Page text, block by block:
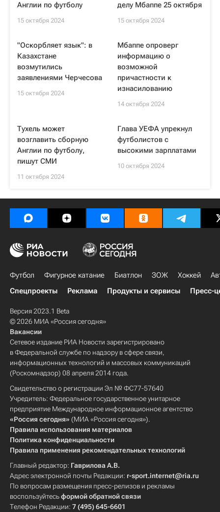
Англии по футболу
15 октября 2024
делу Мбаппе 25 октября
15 октября 2024
"Оскорбляет язык": в
Казахстане
возмутились
заявлениями Черчесова
15 октября 2024
Мбаппе опроверг
информацию о
возможной
причастности к
изнасилованию
14 октября 2024
Тухель может
возглавить сборную
Англии по футболу,
пишут СМИ
11 октября 2024
Глава УЕФА упрекнул
футболистов с
высокими зарплатами
10 октября 2024
Футбол Фигурное катание Биатлон ЗОЖ Хоккей
Спецпроекты
Реклама Продукты и сервисы Пресс-
Версия 2023.1 Beta
© 2026 МИА «Россия сегодня»
Вакансии
Сетевое издание РИА Новости зарегистрировано
в Федеральной службе по надзору в сфере связи,
информационных технологий и массовых коммуникаций
(Роскомнадзор) 08 апреля 2014 года.
Свидетельство о регистрации Эл № ФС77-57640
Учредитель: Федеральное государственное унитарное
предприятие Международное информационное агентство
«Россия сегодня» (МИА «Россия сегодня»).
Правила использования материалов
Политика конфиденциальности
Правила применения рекомендательных технологий
Главный редактор: Гаврилова А.В.
Адрес электронной почты Редакции: r-sport.internet@ria.ru
По вопросам размещения пресс-релизов и рекламы
воспользуйтесьформой обратной связи
Телефон Редакции: 7 (495) 645-6601